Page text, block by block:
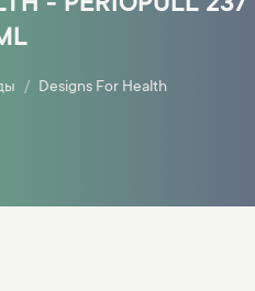
Designs For Health